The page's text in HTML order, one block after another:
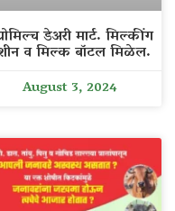
डेअरी मार्ट. मिल्कींग
व मिल्क बॉटल मिळेल.
August 3, 2024